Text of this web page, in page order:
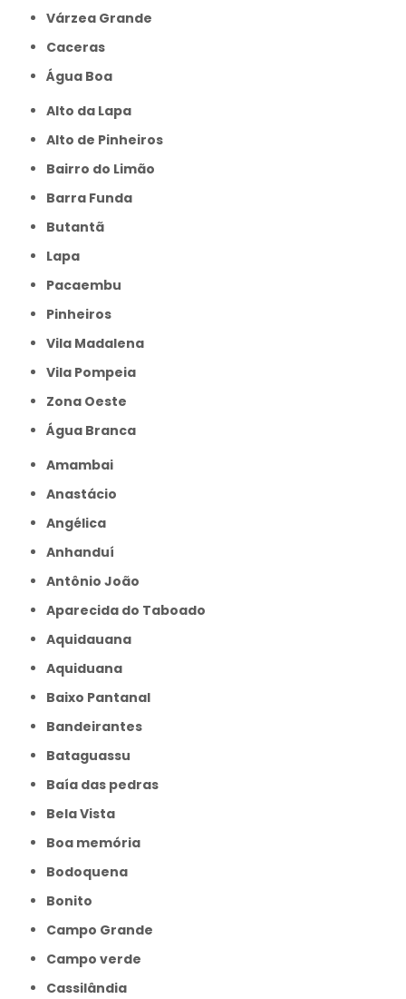
Várzea Grande
caceras
Água Boa
Alto da Lapa
Alto de Pinheiros
Bairro do Limão
Barra Funda
Butantã
Lapa
Pacaembu
Pinheiros
Vila Madalena
Vila Pompeia
Zona Oeste
Água Branca
Amambai
Anastácio
Angélica
Anhanduí
Antônio João
Aparecida do Taboado
Aquidauana
Aquiduana
Baixo Pantanal
Bandeirantes
Bataguassu
Baía das pedras
Bela Vista
Boa memória
Bodoquena
Bonito
Campo Grande
Campo verde
Cassilândia